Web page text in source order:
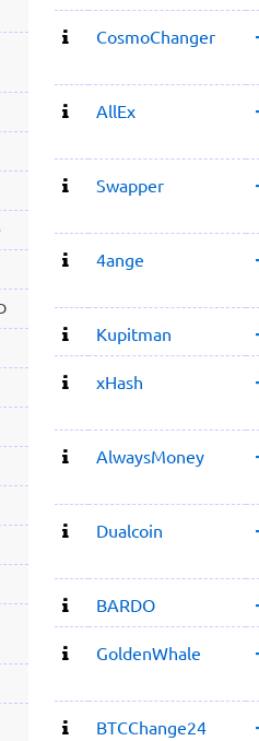
CosmoChanger
AllEx
Swapper
4ange
Kupitman
xHash
AlwaysMoney
Dualcoin
BARDO
GoldenWhale
BTCChange24